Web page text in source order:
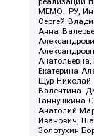
МЕМО. РУ,
Сергей
Анна
Екатерина
Щур Николай
Валентина
Ганнушкина
Анатолий
Иванович,
Золотухин